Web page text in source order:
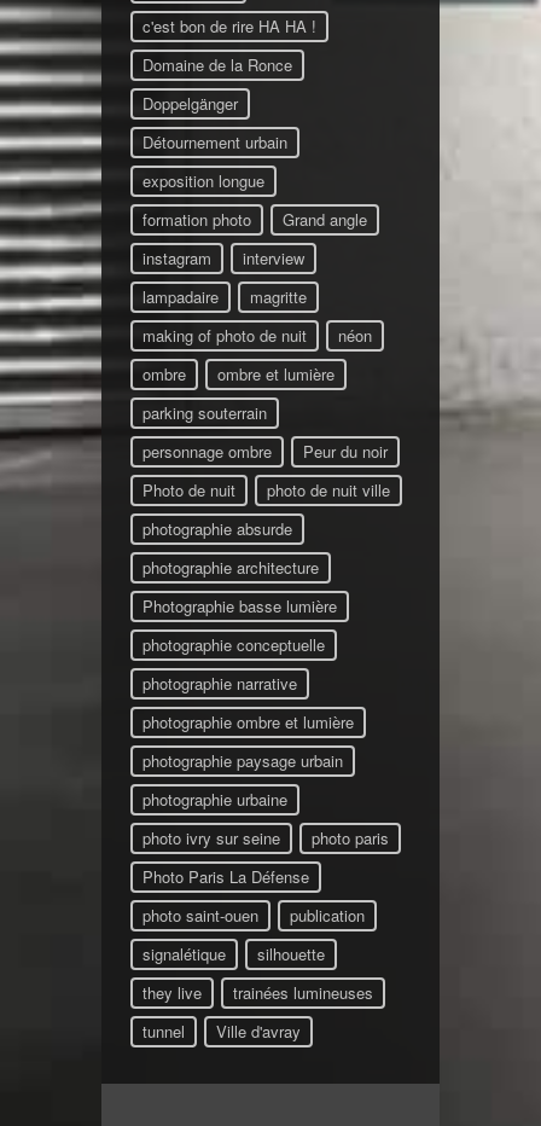
c'est bon de rire HA HA !
Domaine de la Ronce
Doppelgänger
Détournement urbain
exposition longue
formation photo
Grand angle
instagram
interview
lampadaire
magritte
making of photo de nuit
néon
ombre
ombre et lumière
parking souterrain
personnage ombre
Peur du noir
Photo de nuit
photo de nuit ville
photographie absurde
photographie architecture
Photographie basse lumière
photographie conceptuelle
photographie narrative
photographie ombre et lumière
photographie paysage urbain
photographie urbaine
photo ivry sur seine
photo paris
Photo Paris La Défense
photo saint-ouen
publication
signalétique
silhouette
they live
trainées lumineuses
tunnel
Ville d'avray